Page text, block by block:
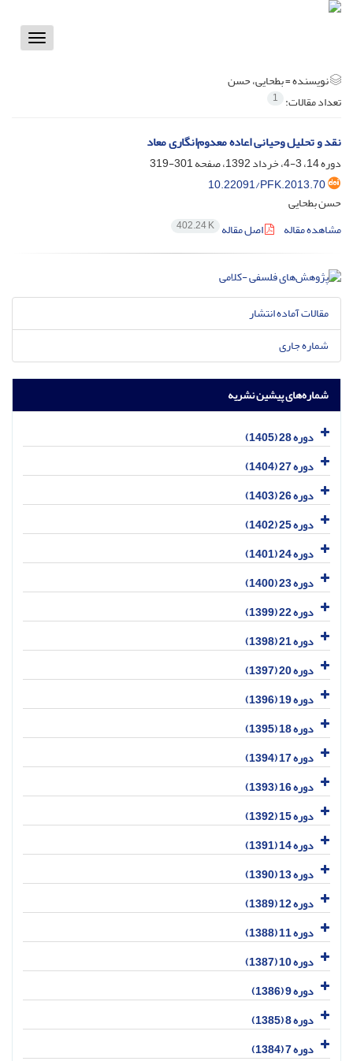
Toggle
نویسنده =بطحایی، حسن
تعداد مقالات: 1
نقد و تحلیل وحیانی اعاده معدوم‌انگاری معاد
دوره 14، 3-4، خرداد 1392، صفحه
301-319
10.22091/PFK.2013.70
حسن بطحایی
مشاهده مقاله
اصل مقاله 402.24 K
مقالات آماده انتشار
شماره جاری
شماره‌های پیشین نشریه
دوره 28 (1405)
دوره 27 (1404)
دوره 26 (1403)
دوره 25 (1402)
دوره 24 (1401)
دوره 23 (1400)
دوره 22 (1399)
دوره 21 (1398)
دوره 20 (1397)
دوره 19 (1396)
دوره 18 (1395)
دوره 17 (1394)
دوره 16 (1393)
دوره 15 (1392)
دوره 14 (1391)
دوره 13 (1390)
دوره 12 (1389)
دوره 11 (1388)
دوره 10 (1387)
دوره 9 (1386)
دوره 8 (1385)
دوره 7 (1384)